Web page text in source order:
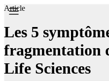
Article
Les 5
fragmentation
Life Sciences